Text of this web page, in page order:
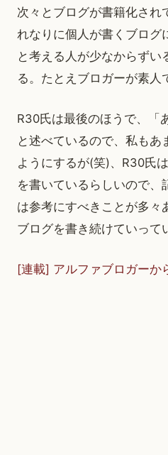
次々とブログが書籍化され
れなりに個人が書くブログ
と考える人が少なからずい
る。たとえブロガーが素人
R30氏は最後のほうで、「
と述べているので、私もあ
ようにするが(笑)、R30氏
を書いているらしいので、
は参考にすべきことが多々
ブログを書き続けていって
[連載] アルファブロガーか